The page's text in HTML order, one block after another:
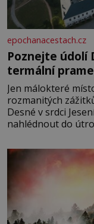
epochanacestach.cz
Poznejte údolí
termální
Jen málokteré
rozmanitých
Desné v srdci
nahlédnout do
se na koloběžce a
Velkých Losinách